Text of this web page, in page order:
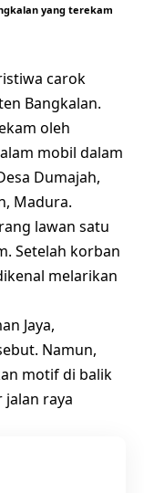
yang terekam
carok
Bangkalan.
oleh
mobil dalam
Dumajah,
Madura.
lawan satu
Setelah korban
melarikan
Jaya,
Namun,
motif di balik
raya